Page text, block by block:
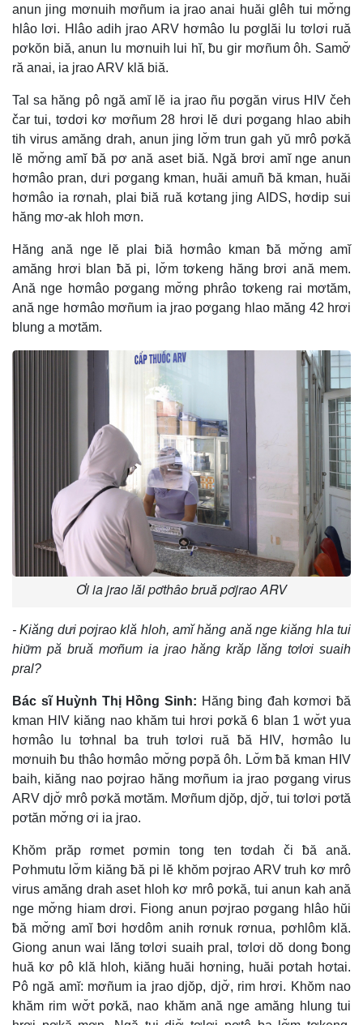
anun jing mơnuih mơñum ia jrao anai huăi glêh tui mơ̆ng
hlâo lơi. Hlâo adih jrao ARV hơmâo lu pơglăi lu tơlơi ruă
pơkŏn biă, anun lu mơnuih lui hĭ, ƀu gir mơñum ôh. Samơ̆
ră anai, ia jrao ARV klă biă.
Tal sa hăng pô ngă amĭ lĕ ia jrao ñu pơgăn virus HIV čeh
čar tui, tơdơi kơ mơñum 28 hrơi lĕ dưi pơgang hlao abih
tih virus amăng drah, anun jing lơ̆m trun gah yŭ mrô pơkă
lĕ mơ̆ng amĭ ƀă pơ ană aset biă. Ngă brơi amĭ nge anun
hơmâo pran, dưi pơgang kman, huăi amuñ ƀă kman, huăi
hơmâo ia rơnah, plai ƀiă ruă kơtang jing AIDS, hơdip sui
hăng mơ-ak hloh mơn.
Hăng ană nge lĕ plai ƀiă hơmâo kman ƀă mơ̆ng amĭ
amăng hrơi blan ƀă pi, lơ̆m tơkeng hăng brơi ană mem.
Ană nge hơmâo pơgang mơ̆ng phrâo tơkeng rai mơtăm,
ană nge hơmâo mơñum ia jrao pơgang hlao măng 42 hrơi
blung a mơtăm.
Ơi ia jrao lăi pơthâo bruă pơjrao ARV
- Kiăng dưi pơjrao klă hloh, amĭ hăng ană nge kiăng hla tui
hiư̆m pă bruă mơñum ia jrao hăng krăp lăng tơlơi suaih
pral?
Bác sĩ Huỳnh Thị Hồng Sinh: Hăng ƀing đah kơmơi ƀă
kman HIV kiăng nao khăm tui hrơi pơkă 6 blan 1 wơ̆t yua
hơmâo lu tơhnal ba truh tơlơi ruă ƀă HIV, hơmâo lu
mơnuih ƀu thâo hơmâo mơ̆ng pơpă ôh. Lơ̆m ƀă kman HIV
baih, kiăng nao pơjrao hăng mơñum ia jrao pơgang virus
ARV djơ̆ mrô pơkă mơtăm. Mơñum djŏp, djơ̆, tui tơlơi pơtă
pơtăn mơ̆ng ơi ia jrao.
Khŏm prăp rơmet pơmin tong ten tơdah či ƀă ană.
Pơhmutu lơ̆m kiăng ƀă pi lĕ khŏm pơjrao ARV truh kơ mrô
virus amăng drah aset hloh kơ mrô pơkă, tui anun kah ană
nge mơ̆ng hiam drơi. Fiong anun pơjrao pơgang hlâo hŭi
ƀă mơ̆ng amĭ ƀơi hơdôm anih rơnuk rơnua, pơhlôm klă.
Giong anun wai lăng tơlơi suaih pral, tơlơi dŏ dong ƀong
huă kơ pô klă hloh, kiăng huăi hơning, huăi pơtah hơtai.
Pô ngă amĭ: mơñum ia jrao djŏp, djơ̆, rim hrơi. Khŏm nao
khăm rim wơ̆t pơkă, nao khăm ană nge amăng hlung tui